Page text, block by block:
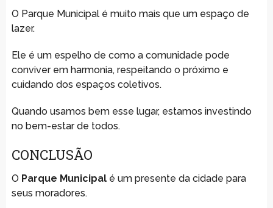
O Parque Municipal é muito mais que um espaço de
lazer.
Ele é um espelho de como a comunidade pode
conviver em harmonia, respeitando o próximo e
cuidando dos espaços coletivos.
Quando usamos bem esse lugar, estamos investindo
no bem-estar de todos.
CONCLUSÃO
O Parque Municipalé um presente da cidade para
seus moradores.